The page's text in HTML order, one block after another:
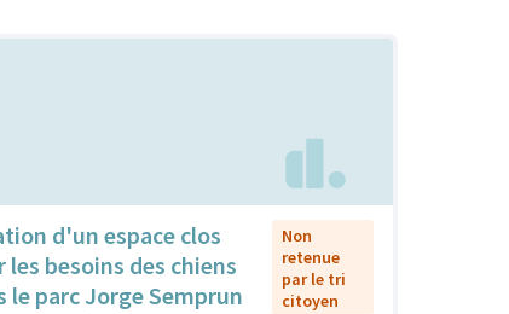
d'un espace clos
les besoins des chiens
le parc Jorge Semprun
Non
retenue
par le tri
citoyen